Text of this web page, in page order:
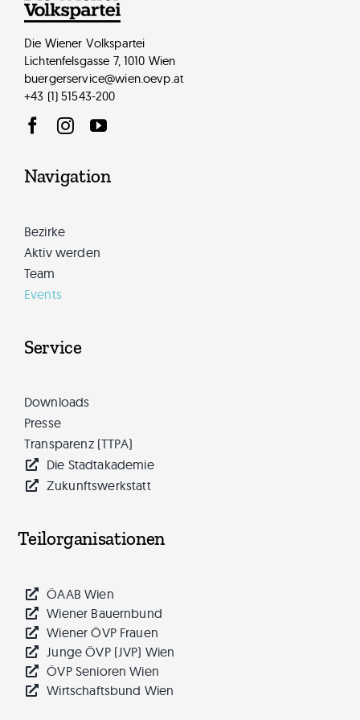
Die Wiener Volkspartei
Lichtenfelsgasse 7, 1010 Wien
buergerservice@wien.oevp.at
+43 (1) 51543-200
Navigation
Bezirke
Aktiv werden
Team
Events
Service
Downloads
Presse
Transparenz (TTPA)
Die Stadtakademie
Zukunftswerkstatt
Teilorganisationen
ÖAAB Wien
Wiener Bauernbund
Wiener ÖVP Frauen
Junge ÖVP (JVP) Wien
ÖVP Senioren Wien
Wirtschaftsbund Wien